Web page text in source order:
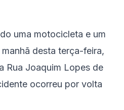
uma motocicleta e um
desta terça-feira,
Rua Joaquim Lopes de
ocorreu por volta